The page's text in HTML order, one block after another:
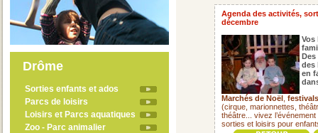
Drôme
Sorties enfants et ados
Parcs de loisirs
Loisirs et Parcs aquatiques
Zoo - Parc animalier
Agenda des activités,
décembre
Vos
Des
des
en
Marchés de Noël
(cirque, marionnettes,
théâtre... vivez
sorties et loisirs pour